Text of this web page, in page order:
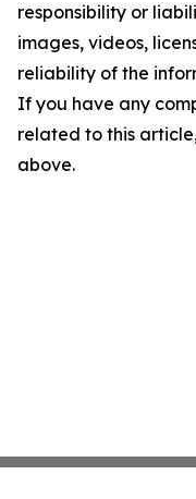
responsibility or
images, videos,
reliability of the
If you have any
related to this
above.